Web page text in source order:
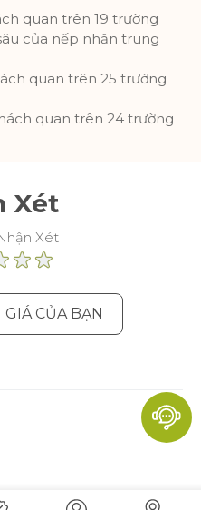
quan trên 19 trường
của nếp nhăn trung
quan trên 25 trường
quan trên 24 trường
Xét
Xét
CỦA BẠN